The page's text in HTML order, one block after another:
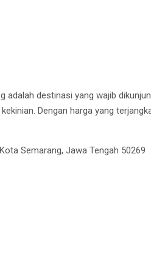
adalah destinasi yang wajib
Dengan harga yang
Semarang, Jawa Tengah 50269